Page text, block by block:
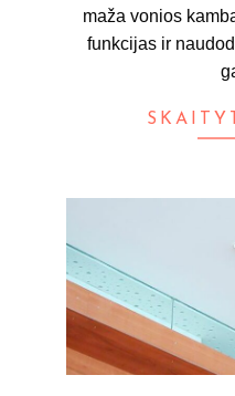
maža vonios
funkcijas ir